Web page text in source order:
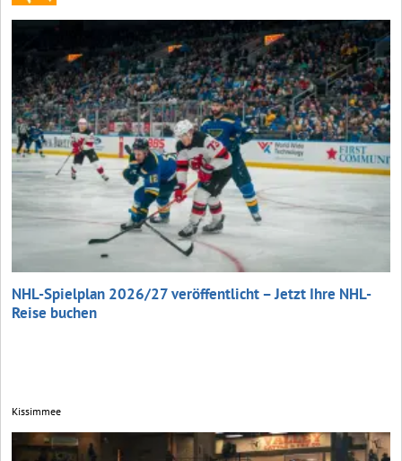
NHL-Spielplan 2026/27 veröffentlicht – Jetzt Ihre NHL-
Reise buchen
Kissimmee